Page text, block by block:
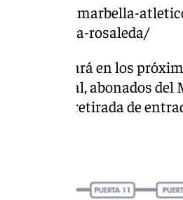
oficial-el-marbella-
de-enero-la-rosaleda/
anunciará en los
en general, abonados
así como la retirada de